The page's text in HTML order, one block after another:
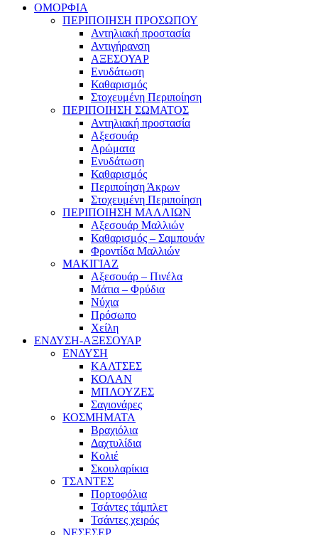
ΟΜΟΡΦΙΑ
ΠΕΡΙΠΟΙΗΣΗ ΠΡΟΣΩΠΟΥ
Αντηλιακή προστασία
Αντιγήρανση
ΑΞΕΣΟΥΑΡ
Ενυδάτωση
Καθαρισμός
Στοχευμένη Περιποίηση
ΠΕΡΙΠΟΙΗΣΗ ΣΩΜΑΤΟΣ
Αντηλιακή προστασία
Αξεσουάρ
Αρώματα
Ενυδάτωση
Καθαρισμός
Περιποίηση Άκρων
Στοχευμένη Περιποίηση
ΠΕΡΙΠΟΙΗΣΗ ΜΑΛΛΙΩΝ
Αξεσουάρ Μαλλιών
Καθαρισμός – Σαμπουάν
Φροντίδα Μαλλιών
ΜΑΚΙΓΙΑΖ
Αξεσουάρ – Πινέλα
Μάτια – Φρύδια
Νύχια
Πρόσωπο
Χείλη
ΕΝΔΥΣΗ-ΑΞΕΣΟΥΑΡ
ΕΝΔΥΣΗ
ΚΑΛΤΣΕΣ
ΚΟΛΑΝ
ΜΠΛΟΥΖΕΣ
Σαγιονάρες
ΚΟΣΜΗΜΑΤΑ
Βραχιόλια
Δαχτυλίδια
Κολιέ
Σκουλαρίκια
ΤΣΑΝΤΕΣ
Πορτοφόλια
Τσάντες τάμπλετ
Τσάντες χειρός
ΝΕΣΕΣΕΡ